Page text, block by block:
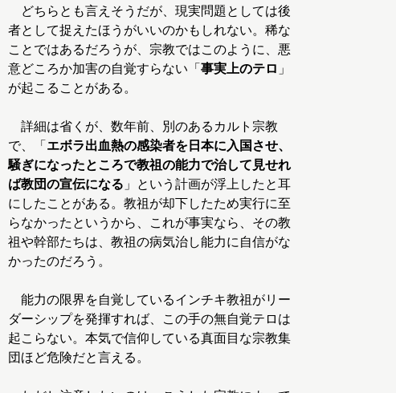
どちらとも言えそうだが、現実問題としては後
者として捉えたほうがいいのかもしれない。稀な
ことではあるだろうが、宗教ではこのように、悪
意どころか加害の自覚すらない「 事実上のテロ 」
が起こることがある。
詳細は省くが、数年前、別のあるカルト宗教
で、「 エボラ出血熱の感染者を日本に入国させ、
騒ぎになったところで教祖の能力で治して見せれ
ば教団の宣伝になる 」という計画が浮上したと耳
にしたことがある。教祖が却下したため実行に至
らなかったというから、これが事実なら、その教
祖や幹部たちは、教祖の病気治し能力に自信がな
かったのだろう。
能力の限界を自覚しているインチキ教祖がリー
ダーシップを発揮すれば、この手の無自覚テロは
起こらない。本気で信仰している真面目な宗教集
団ほど危険だと言える。